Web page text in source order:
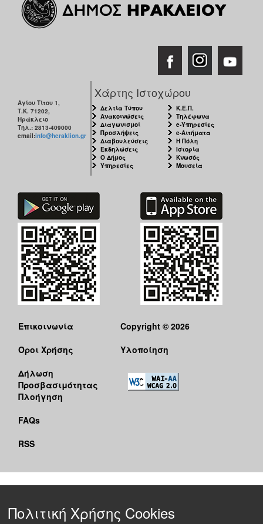
Αγίου Τίτου 1,
Τ.Κ. 71202,
Ηράκλειο
Τηλ.: 2813-409000
email:info@heraklion.gr
Χάρτης Ιστοχώρου
Δελτία Τύπου
Ανακοινώσεις
Διαγωνισμοί
Προσλήψεις
Διαβουλεύσεις
Εκδηλώσεις
Ο Δήμος
Υπηρεσίες
Κ.Ε.Π.
Τηλέφωνα
e-Υπηρεσίες
e-Αιτήματα
Η Πόλη
Ιστορία
Κνωσός
Μουσεία
Επικοινωνία
Όροι Χρήσης
Δήλωση
Προσβασιμότητας
Πλοήγηση
FAQs
RSS
Copyright © 2026
Υλοποίηση
Πολιτική Χρήσης Cookies